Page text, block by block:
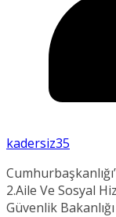
kadersiz35
2.Aile Ve Sosyal
Güvenlik